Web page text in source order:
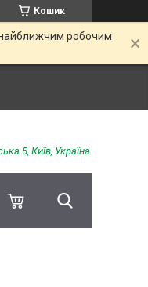
Кошик
найближчим робочим
5, Київ, Україна